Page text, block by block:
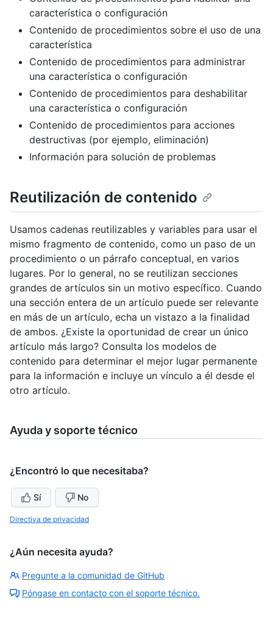
característica o configuración
Contenido de procedimientos sobre el uso de una
característica
Contenido de procedimientos para administrar
una característica o configuración
Contenido de procedimientos para deshabilitar
una característica o configuración
Contenido de procedimientos para acciones
destructivas (por ejemplo, eliminación)
Información para solución de problemas
Reutilización de contenido
Usamos cadenas reutilizables y variables para usar el
mismo fragmento de contenido, como un paso de un
procedimiento o un párrafo conceptual, en varios
lugares. Por lo general, no se reutilizan secciones
grandes de artículos sin un motivo específico. Cuando
una sección entera de un artículo puede ser relevante
en más de un artículo, echa un vistazo a la finalidad
de ambos. ¿Existe la oportunidad de crear un único
artículo más largo? Consulta los modelos de
contenido para determinar el mejor lugar permanente
para la información e incluye un vínculo a él desde el
otro artículo.
Ayuda y soporte técnico
¿Encontró lo que necesitaba?
Sí No
Directiva de privacidad
¿Aún necesita ayuda?
Pregunte a la comunidad de GitHub
Póngase en contacto con el soporte técnico.